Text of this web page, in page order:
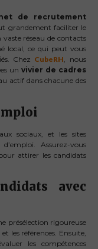
de recrutement
grandement faciliter le
réseau de contacts
local, ce qui peut vous
Chez CubeRH, nous
un vivier de cadres
actif dans chacune des
sociaux, et les sites
Assurez-vous
attirer les candidats
avec
présélection rigoureuse
les références. Ensuite,
les compétences